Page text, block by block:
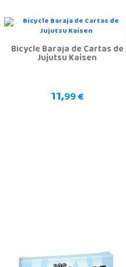
Bicycle Baraja de Cartas de
Jujutsu Kaisen
11,99 €